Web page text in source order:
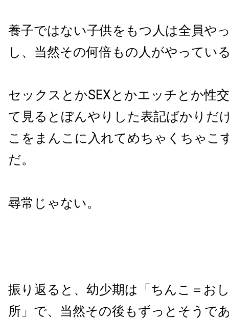
養子ではない子供をもつ人は全員や
し、当然その何倍もの人がやってい
セックスとかSEXとかエッチとか性
て見るとぼんやりした表記ばかりだ
こをまんこに入れてめちゃくちゃこ
だ。
尋常じゃない。
振り返ると、幼少期は「ちんこ＝お
所」で、当然その後もずっとそうで